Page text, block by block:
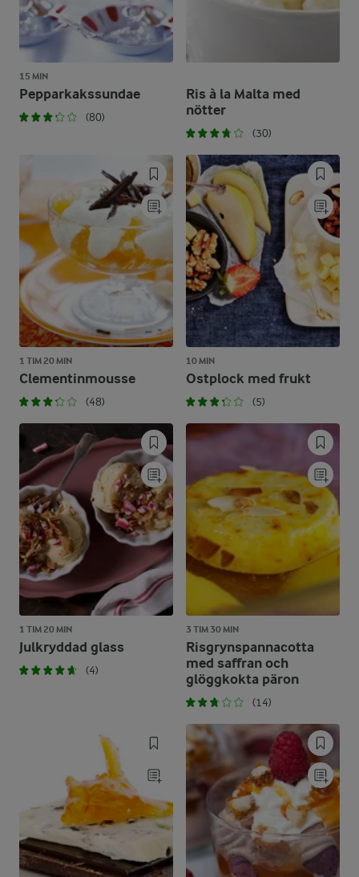
15 MIN
Pepparkakssundae
(80)
Ris à la Malta med
nötter
(30)
1 TIM 20 MIN
Clementinmousse
(48)
10 MIN
Ostplock med frukt
(5)
1 TIM 20 MIN
Julkryddad glass
(4)
3 TIM 30 MIN
Risgrynspannacotta
med saffran och
glöggkokta päron
(14)